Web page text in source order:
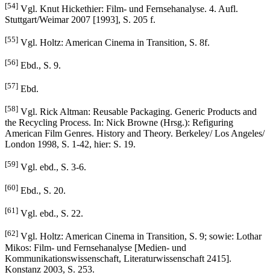
[54] Vgl. Knut Hickethier: Film- und Fernsehanalyse. 4. Aufl.
Stuttgart/Weimar 2007 [1993], S. 205 f.
[55] Vgl. Holtz: American Cinema in Transition, S. 8f.
[56] Ebd., S. 9.
[57] Ebd.
[58] Vgl. Rick Altman: Reusable Packaging. Generic Products and
the Recycling Process. In: Nick Browne (Hrsg.): Refiguring
American Film Genres. History and Theory. Berkeley/ Los Angeles/
London 1998, S. 1-42, hier: S. 19.
[59] Vgl. ebd., S. 3-6.
[60] Ebd., S. 20.
[61] Vgl. ebd., S. 22.
[62] Vgl. Holtz: American Cinema in Transition, S. 9; sowie: Lothar
Mikos: Film- und Fernsehanalyse [Medien- und
Kommunikationswissenschaft, Literaturwissenschaft 2415].
Konstanz 2003, S. 253.